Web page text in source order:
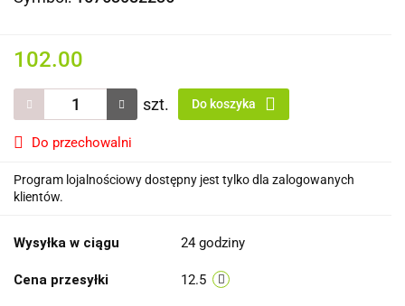
102.00
szt. Do koszyka
Do przechowalni
Program lojalnościowy dostępny jest tylko dla zalogowanych
klientów.
Wysyłka w ciągu 24 godziny
Cena przesyłki 12.5